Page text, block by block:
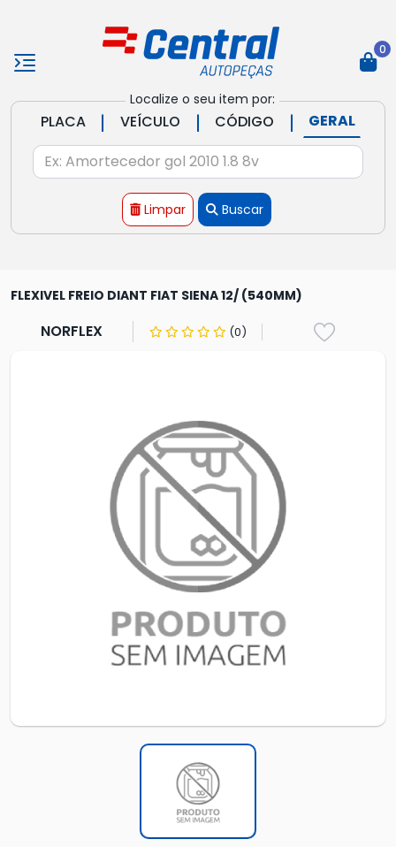
Localize o seu item por:
PLACA | VEÍCULO | CÓDIGO | GERAL
Limpar Buscar
0
FLEXIVEL FREIO DIANT FIAT SIENA 12/ (540MM)
NORFLEX (0)